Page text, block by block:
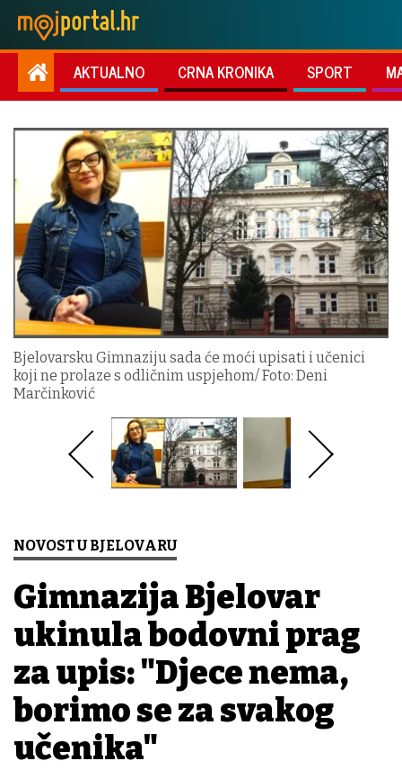
AKTUALNO CRNA KRONIKA SPORT
Bjelovarsku Gimnaziju sada će moći upisati i učenici
koji ne prolaze s odličnim uspjehom/ Foto: Deni
Marčinković
NOVOST U BJELOVARU
Gimnazija Bjelovar
ukinula bodovni prag
za upis: "Djece nema,
borimo se za svakog
učenika"